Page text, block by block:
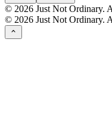
© 2026 Just Not Ordinary.
© 2026 Just Not Ordinary.